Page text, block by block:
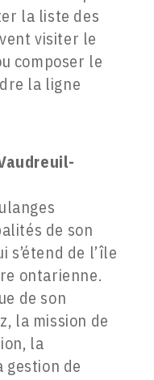
la liste des
visiter le
composer le
la ligne
de son
s’étend de l’île
ontarienne.
de son
la mission de
la
gestion de